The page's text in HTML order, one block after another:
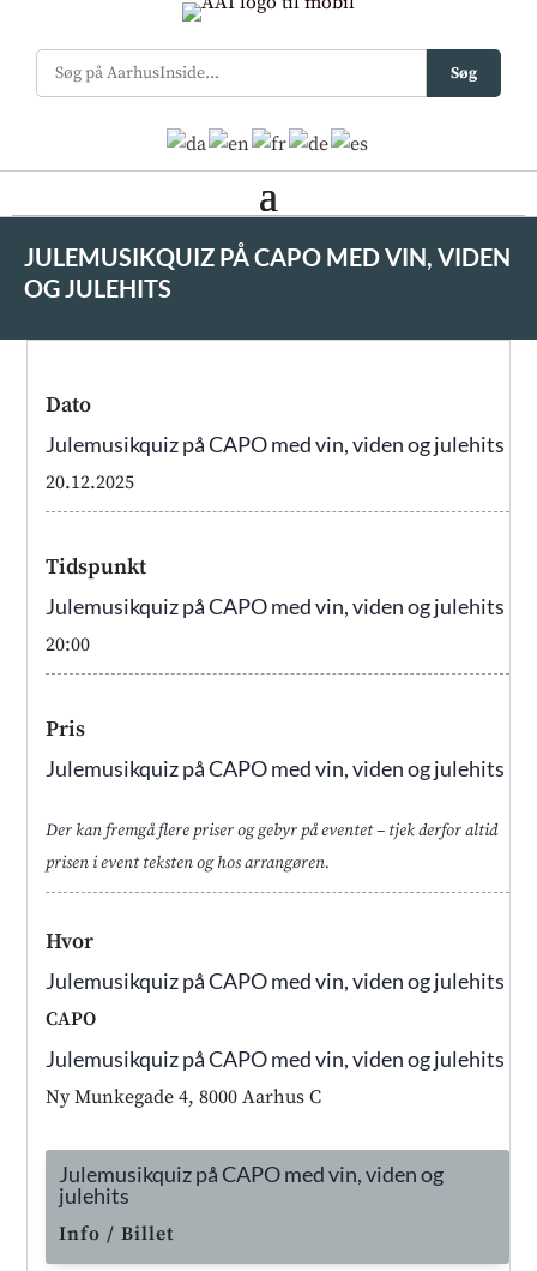
Søg
JULEMUSIKQUIZ PÅ CAPO MED VIN, VIDEN
OG JULEHITS
Dato
Julemusikquiz på CAPO med vin, viden og julehits
20.12.2025
Tidspunkt
Julemusikquiz på CAPO med vin, viden og julehits
20:00
Pris
Julemusikquiz på CAPO med vin, viden og julehits
Der kan fremgå flere priser og gebyr på eventet – tjek derfor altid
prisen i event teksten og hos arrangøren.
Hvor
Julemusikquiz på CAPO med vin, viden og julehits
CAPO
Julemusikquiz på CAPO med vin, viden og julehits
Ny Munkegade 4, 8000 Aarhus C
Julemusikquiz på CAPO med vin, viden og
julehits
Info / Billet